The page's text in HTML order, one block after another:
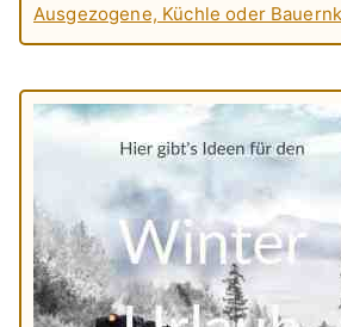
Ausgezogene, Küchle oder